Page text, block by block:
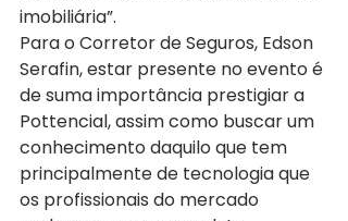
imobiliária”.
Para o Corretor de Seguros, Edson
Serafin, estar presente no evento é
de suma importância prestigiar a
Pottencial, assim como buscar um
conhecimento daquilo que tem
principalmente de tecnologia que
os profissionais do mercado